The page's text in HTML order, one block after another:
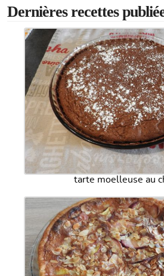
Dernières recettes
tarte moelleuse au